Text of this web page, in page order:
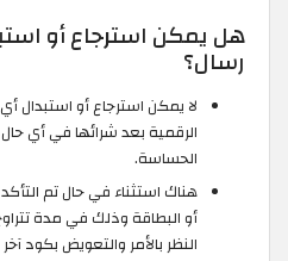
هل يمكن استرجاع أو
رسال؟
لا يمكن استرجاع أو استبدال
الرقمية بعد شرائها في أي
الحساسة.
هناك استثناء في حال تم
النظر بالأمر والتعويض بكود